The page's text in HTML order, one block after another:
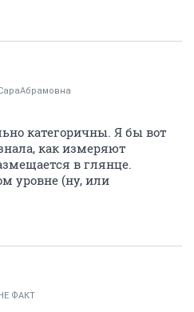
категоричны. Я бы вот
как измеряют
в глянце.
уровне (ну, или
ФАКТ